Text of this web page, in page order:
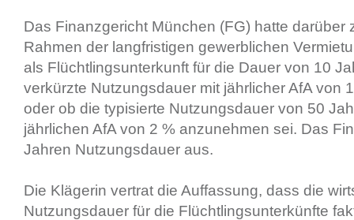
Das Finanzgericht München (FG) hatte darüber
Rahmen der langfristigen gewerblichen
als Flüchtlingsunterkunft für die Dauer von 10
verkürzte Nutzungsdauer mit jährlicher AfA von
oder ob die typisierte Nutzungsdauer von 50
jährlichen AfA von 2 % anzunehmen sei. Das
Jahren Nutzungsdauer aus.
Die Klägerin vertrat die Auffassung, dass die
Nutzungsdauer für die Flüchtlingsunterkünfte